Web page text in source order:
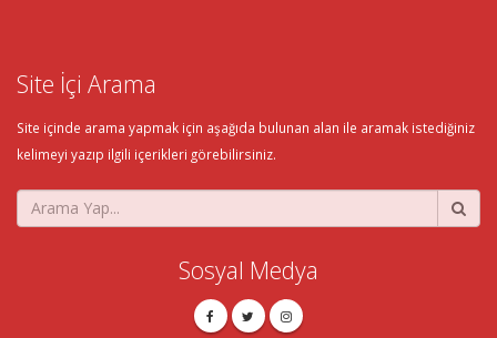
Site İçi Arama
Site içinde arama yapmak için aşağıda bulunan alan ile aramak istediğiniz
kelimeyi yazıp ilgili içerikleri görebilirsiniz.
Sosyal Medya